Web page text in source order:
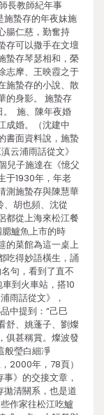
長教師紀年事
施蟄存的年夜妹施
腸仁慈，勤奮持
存可以撒手在文壇
蟄存琴瑟相和，榮
志摩、王映霞之于
施蟄存的小說、散
的身影。 施蟄存
。 施、陳年夜婚
成婚。（沈建中
書面資料說，施蟄
云浦雨話從文》
兒子施達在《憶父
于1930年，年老
測施蟄存與陳慧華
、胡也頻、沈從
都從上海來松江餐
鱸魚上市的時
的菜館為這一桌上
吃得妙語橫生，誦
句，看到了直不
到火車站，搭10
雨話從文》，
中提到：“己巳
舒、姚蓬子、劉燦
俱甚稱賞。燦波發
般瑩白細凈
2000年，78頁）
》的交接文章，
拋清關系，也是道
作家往松江吃鱸